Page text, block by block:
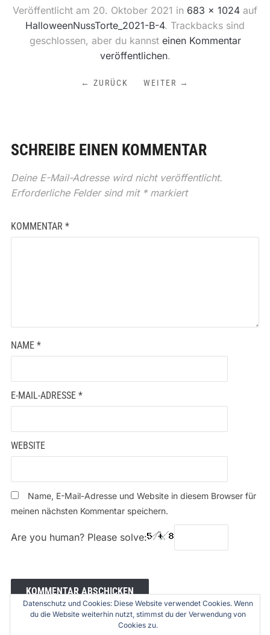
Veröffentlicht am 20. Oktober 2021 in 683 × 1024 auf
HalloweenNussTorte_2021-B-4. Trackbacks sind
geschlossen, aber du kannst einen Kommentar
veröffentlichen.
← ZURÜCK WEITER →
SCHREIBE EINEN KOMMENTAR
Deine E-Mail-Adresse wird nicht veröffentlicht.
Erforderliche Felder sind mit *markiert
KOMMENTAR *
NAME *
E-MAIL-ADRESSE *
WEBSITE
Name, E-Mail-Adresse und Website in diesem Browser für
meinen nächsten Kommentar speichern.
Are you human? Please solve:
Datenschutz und Cookies: Diese Website verwendet Cookies. Wenn
du die Website weiterhin nutzt, stimmst du der Verwendung von
Cookies zu.